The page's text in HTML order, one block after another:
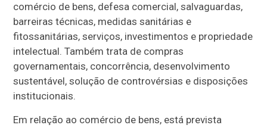
comércio de bens, defesa comercial, salvaguardas,
barreiras técnicas, medidas sanitárias e
fitossanitárias, serviços, investimentos e propriedade
intelectual. Também trata de compras
governamentais, concorrência, desenvolvimento
sustentável, solução de controvérsias e disposições
institucionais.
Em relação ao comércio de bens, está prevista